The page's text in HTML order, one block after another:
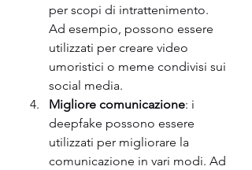
per scopi di intrattenimento.
Ad esempio, possono essere
utilizzati per creare video
umoristici o meme condivisi sui
social media.
Migliore comunicazione: i
deepfake possono essere
utilizzati per migliorare la
comunicazione in vari modi. Ad